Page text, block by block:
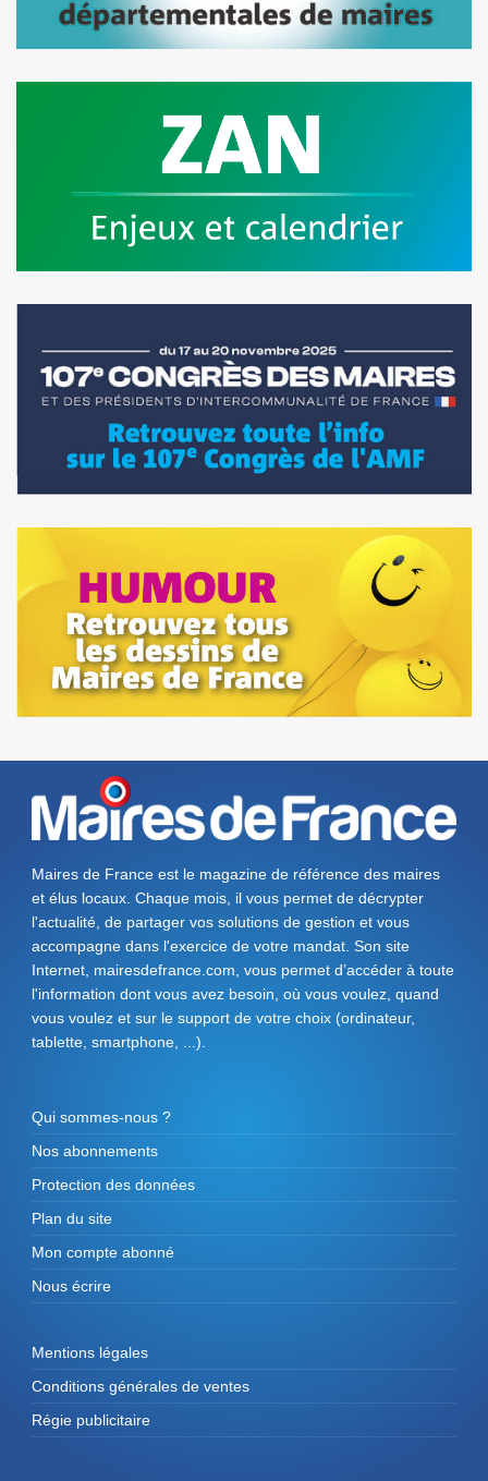
Maires de France est le magazine de référence des maires
et élus locaux. Chaque mois, il vous permet de décrypter
l'actualité, de partager vos solutions de gestion et vous
accompagne dans l'exercice de votre mandat. Son site
Internet, mairesdefrance.com, vous permet d’accéder à toute
l'information dont vous avez besoin, où vous voulez, quand
vous voulez et sur le support de votre choix (ordinateur,
tablette, smartphone, ...).
Qui sommes-nous ?
Nos abonnements
Protection des données
Plan du site
Mon compte abonné
Nous écrire
Mentions légales
Conditions générales de ventes
Régie publicitaire